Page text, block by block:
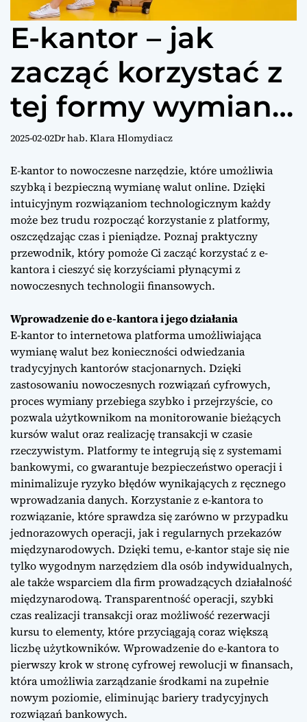
E-kantor – jak
zacząć korzystać z
tej formy wymiany
walut?
2025-02-02Dr hab. Klara Hlomydiacz
E-kantor to nowoczesne narzędzie, które umożliwia
szybką i bezpieczną wymianę walut online. Dzięki
intuicyjnym rozwiązaniom technologicznym każdy
może bez trudu rozpocząć korzystanie z platformy,
oszczędzając czas i pieniądze. Poznaj praktyczny
przewodnik, który pomoże Ci zacząć korzystać z e-
kantora i cieszyć się korzyściami płynącymi z
nowoczesnych technologii finansowych.
Wprowadzenie do e-kantora i jego działania
E-kantor to internetowa platforma umożliwiająca
wymianę walut bez konieczności odwiedzania
tradycyjnych kantorów stacjonarnych. Dzięki
zastosowaniu nowoczesnych rozwiązań cyfrowych,
proces wymiany przebiega szybko i przejrzyście, co
pozwala użytkownikom na monitorowanie bieżących
kursów walut oraz realizację transakcji w czasie
rzeczywistym. Platformy te integrują się z systemami
bankowymi, co gwarantuje bezpieczeństwo operacji i
minimalizuje ryzyko błędów wynikających z ręcznego
wprowadzania danych. Korzystanie z e-kantora to
rozwiązanie, które sprawdza się zarówno w przypadku
jednorazowych operacji, jak i regularnych przekazów
międzynarodowych. Dzięki temu, e-kantor staje się nie
tylko wygodnym narzędziem dla osób indywidualnych,
ale także wsparciem dla firm prowadzących działalność
międzynarodową. Transparentność operacji, szybki
czas realizacji transakcji oraz możliwość rezerwacji
kursu to elementy, które przyciągają coraz większą
liczbę użytkowników. Wprowadzenie do e-kantora to
pierwszy krok w stronę cyfrowej rewolucji w finansach,
która umożliwia zarządzanie środkami na zupełnie
nowym poziomie, eliminując bariery tradycyjnych
rozwiązań bankowych.